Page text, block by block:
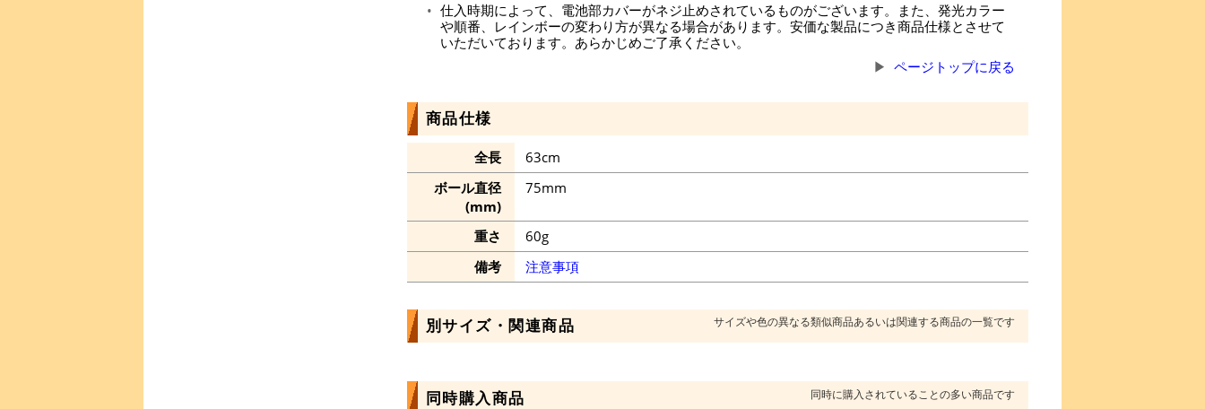
仕入時期によって、電池部カバーがネジ止めされているものがございます。また、発光カラー
や順番、レインボーの変わり方が異なる場合があります。安価な製品につき商品仕様とさせて
いただいております。あらかじめご了承ください。
ページトップに戻る
商品仕様
全長
63cm
ボール直径
(mm)
75mm
重さ
60g
備考
注意事項
別サイズ・関連商品 サイズや色の異なる類似商品あるいは関連する商品の一覧です
同時購入商品 同時に購入されていることの多い商品です